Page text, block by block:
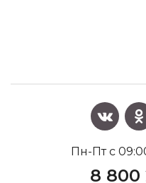
Пн-Пт с
8 800